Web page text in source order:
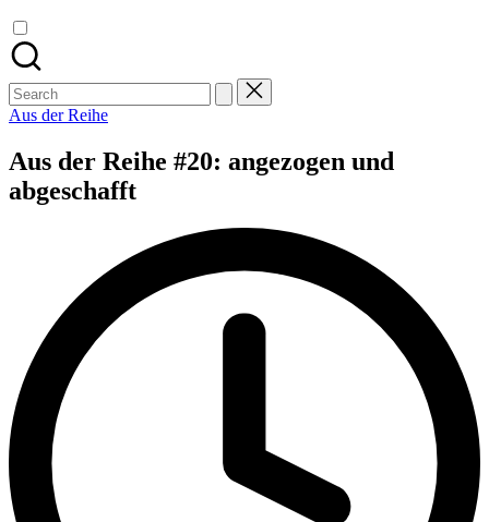
Search
for:
Posted
Aus der Reihe
Aus der Reihe #20: angezogen und
abgeschafft